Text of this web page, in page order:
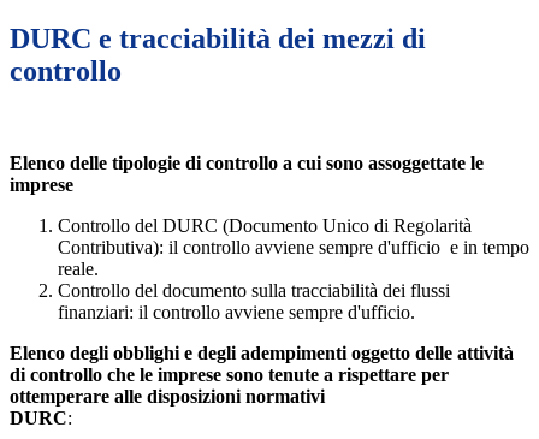
DURC e tracciabilità dei mezzi di
controllo
Elenco delle tipologie di controllo a cui sono assoggettate le
imprese
Controllo del DURC (Documento Unico di Regolarità
Contributiva): il controllo avviene sempre d'ufficio e in tempo
reale.
Controllo del documento sulla tracciabilità dei flussi
finanziari: il controllo avviene sempre d'ufficio.
Elenco degli obblighi e degli adempimenti oggetto delle attività
di controllo che le imprese sono tenute a rispettare per
ottemperare alle disposizioni normativi
DURC: